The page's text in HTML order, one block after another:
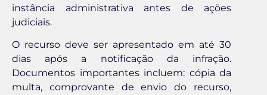
instância administrativa antes de ações
judiciais.
O recurso deve ser apresentado em até 30
dias após a notificação da infração.
Documentos importantes incluem: cópia da
multa, comprovante de envio do recurso,